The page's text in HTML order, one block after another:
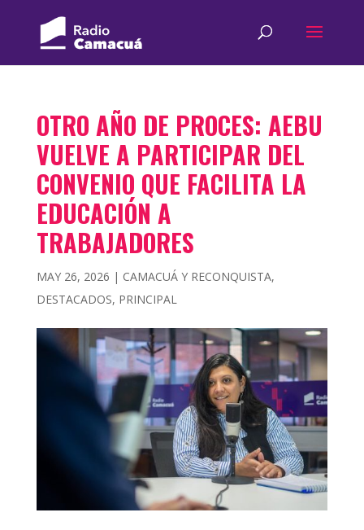
OTRO AÑO DE PROCES: AEBU
VUELVE A PARTICIPAR DEL
CONVENIO QUE FACILITA LA
EDUCACIÓN A
TRABAJADORES
MAY 26, 2026 | CAMACUÁ Y RECONQUISTA,
DESTACADOS, PRINCIPAL